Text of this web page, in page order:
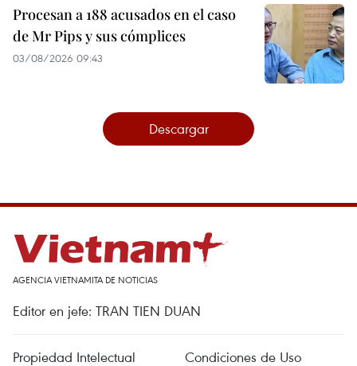
Procesan a 188 acusados en el caso
de Mr Pips y sus cómplices
03/08/2026 09:43
Descargar
AGENCIA VIETNAMITA DE NOTICIAS
Editor en jefe: TRAN TIEN DUAN
Propiedad Intelectual Condiciones de Uso